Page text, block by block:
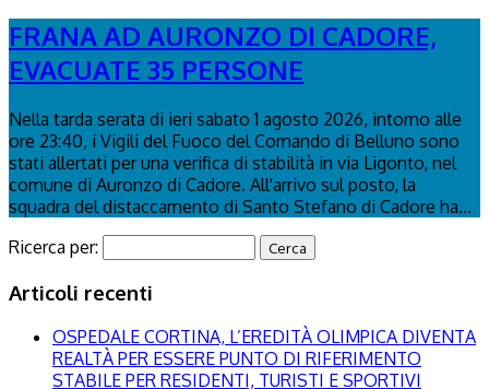
FRANA AD AURONZO DI CADORE,
EVACUATE 35 PERSONE
Nella tarda serata di ieri sabato 1 agosto 2026, intorno alle
ore 23:40, i Vigili del Fuoco del Comando di Belluno sono
stati allertati per una verifica di stabilità in via Ligonto, nel
comune di Auronzo di Cadore. All'arrivo sul posto, la
squadra del distaccamento di Santo Stefano di Cadore ha...
Ricerca per:
Articoli recenti
OSPEDALE CORTINA, L’EREDITÀ OLIMPICA DIVENTA
REALTÀ PER ESSERE PUNTO DI RIFERIMENTO
STABILE PER RESIDENTI, TURISTI E SPORTIVI